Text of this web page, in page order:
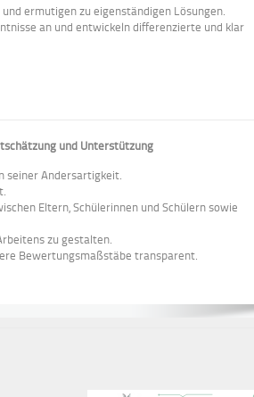
ermutigen zu eigenständigen Lösungen.
an und entwickeln differenzierte und klar
und Unterstützung
seiner Andersartigkeit.
Eltern, Schülerinnen und Schülern sowie
zu gestalten.
Bewertungsmaßstäbe transparent.